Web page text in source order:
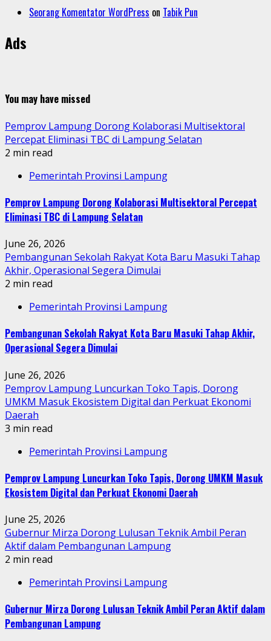
Seorang Komentator WordPress on Tabik Pun
Ads
You may have missed
Pemprov Lampung Dorong Kolaborasi Multisektoral
Percepat Eliminasi TBC di Lampung Selatan
2 min read
Pemerintah Provinsi Lampung
Pemprov Lampung Dorong Kolaborasi Multisektoral Percepat
Eliminasi TBC di Lampung Selatan
June 26, 2026
Pembangunan Sekolah Rakyat Kota Baru Masuki Tahap
Akhir, Operasional Segera Dimulai
2 min read
Pemerintah Provinsi Lampung
Pembangunan Sekolah Rakyat Kota Baru Masuki Tahap Akhir,
Operasional Segera Dimulai
June 26, 2026
Pemprov Lampung Luncurkan Toko Tapis, Dorong
UMKM Masuk Ekosistem Digital dan Perkuat Ekonomi
Daerah
3 min read
Pemerintah Provinsi Lampung
Pemprov Lampung Luncurkan Toko Tapis, Dorong UMKM Masuk
Ekosistem Digital dan Perkuat Ekonomi Daerah
June 25, 2026
Gubernur Mirza Dorong Lulusan Teknik Ambil Peran
Aktif dalam Pembangunan Lampung
2 min read
Pemerintah Provinsi Lampung
Gubernur Mirza Dorong Lulusan Teknik Ambil Peran Aktif dalam
Pembangunan Lampung